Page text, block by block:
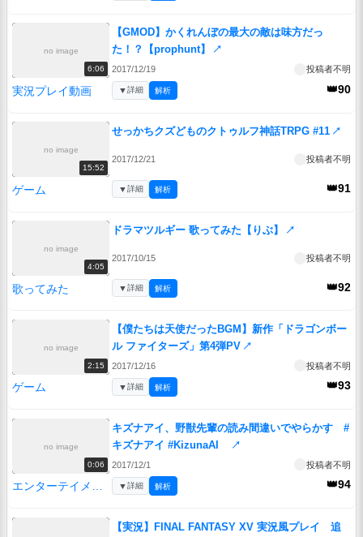
no image
6:06
【GMOD】かくれんぼの最大の敵は味方だっ
た！？【prophunt】
↗
2017/12/19 投稿者不明
実況プレイ動画 👑90
▼詳細 解析
no image
15:52
せっかちクズどものクトゥルフ神話TRPG #11 ↗
2017/12/21 投稿者不明
ゲーム 👑91
▼詳細 解析
no image
4:05
ドラマツルギー 歌ってみた【りぶ】 ↗
2017/10/15 投稿者不明
歌ってみた 👑92
▼詳細 解析
no image
2:15
【僕たちは天使だったBGM】新作「ドラゴンボー
ル ファイターズ」第4弾PV ↗
2017/12/16 投稿者不明
ゲーム 👑93
▼詳細 解析
no image
0:06
キズナアイ、野獣先輩の読み間違いでやらかす #
キズナアイ #KizunaAI
↗
2017/12/1 投稿者不明
エンターテイメント 👑94
▼詳細 解析
【実況】FINAL FANTASY XV 実況風プレイ 追